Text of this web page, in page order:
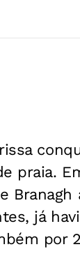
praia.
já
por